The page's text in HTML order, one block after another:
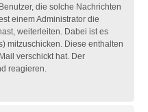
die solche Nachrichten
einem Administrator die
weiterleiten. Dabei ist es
mitzuschicken. Diese enthalten
verschickt hat. Der
reagieren.